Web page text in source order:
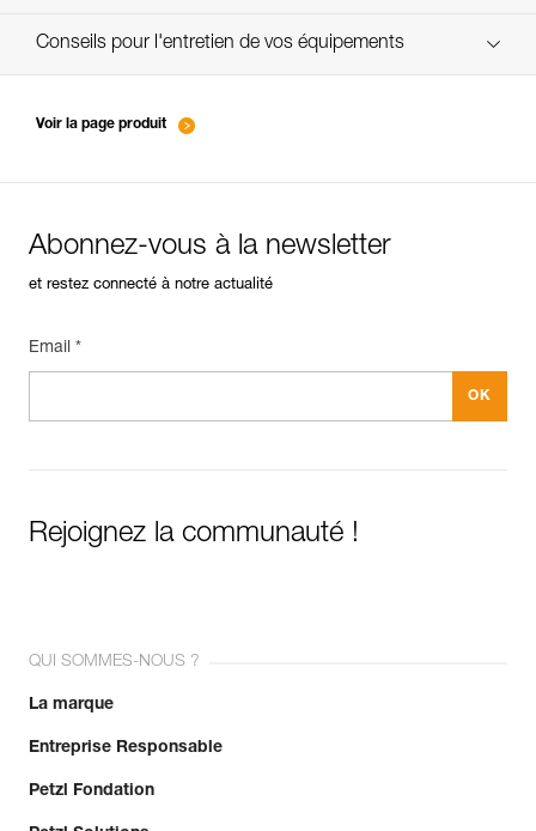
Technical Notice
Conseils pour l'entretien de vos équipements
Voir la page produit
Abonnez-vous à la newsletter
et restez connecté à notre actualité
Email *
Rejoignez la communauté !
QUI SOMMES-NOUS ?
La marque
Entreprise Responsable
Petzl Fondation